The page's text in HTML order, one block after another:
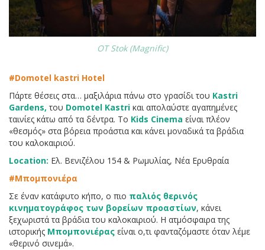
OT Stok (Magnific)
#Domotel kastri Hotel
Πάρτε θέσεις στα… μαξιλάρια πάνω στο γρασίδι του Kastri
Gardens, του Domotel Kastri και απολαύστε αγαπημένες
ταινίες κάτω από τα δέντρα. Το Kids Cinema είναι πλέον
«θεσμός» στα βόρεια προάστια και κάνει μοναδικά τα βράδια
του καλοκαιριού.
Location: Ελ. Βενιζέλου 154 & Ρωμυλίας, Νέα Ερυθραία
#Μπομπονιέρα
Σε έναν κατάφυτο κήπο, ο πιο παλιός θερινός
κινηματογράφος των βορείων προαστίων, κάνει
ξεχωριστά τα βράδια του καλοκαιριού. Η ατμόσφαιρα της
ιστορικής Μπομπονιέρας είναι ο,τι φανταζόμαστε όταν λέμε
«θερινό σινεμά».